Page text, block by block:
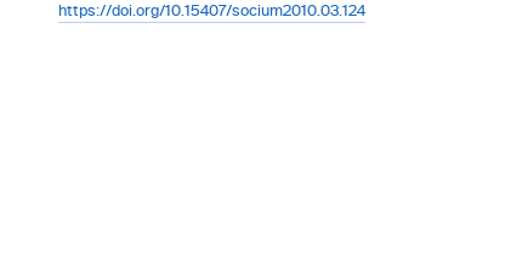
https://doi.org/10.15407/socium2010.03.124